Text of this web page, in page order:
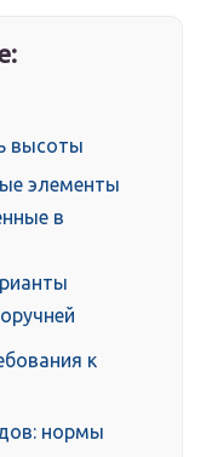
высоты
элементы
в
к
нормы